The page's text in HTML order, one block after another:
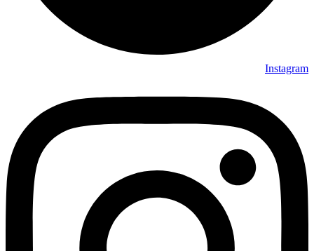
Instagram